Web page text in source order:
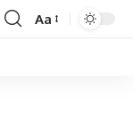
Font
Aa